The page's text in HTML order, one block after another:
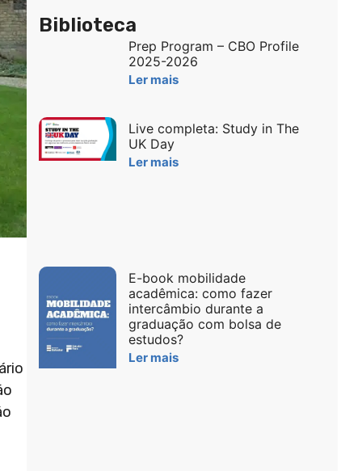
Biblioteca
Prep Program – CBO Profile
2025-2026
Ler mais
Live completa: Study in The
UK Day
Ler mais
E-book mobilidade
acadêmica: como fazer
intercâmbio durante a
graduação com bolsa de
estudos?
Ler mais